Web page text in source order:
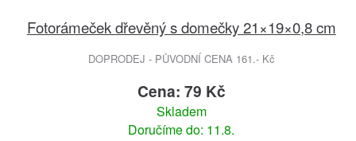
Fotorámeček dřevěný s domečky 21×19×0,8 cm
DOPRODEJ - PŮVODNÍ CENA 161.- Kč
Cena: 79 Kč
Skladem
Doručíme do: 11.8.